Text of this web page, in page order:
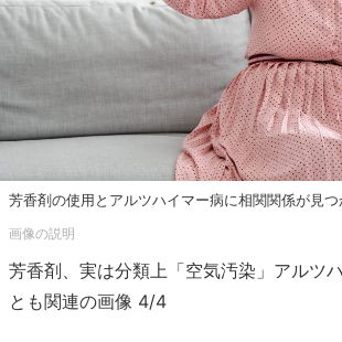
芳香剤の使用とアルツハイマー病に相関関係が見
芳香剤、実は分類上「空気汚染」アルツ
とも関連の画像 4/4